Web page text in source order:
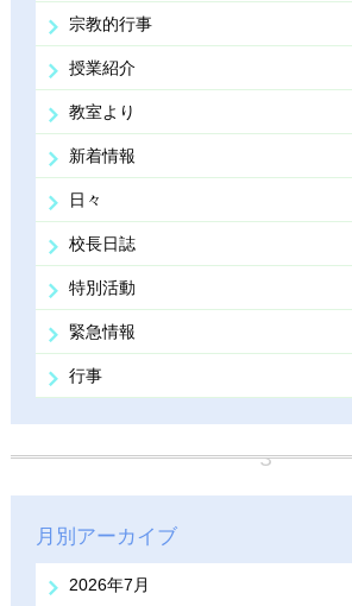
宗教的行事
授業紹介
教室より
新着情報
日々
校長日誌
特別活動
緊急情報
行事
月別アーカイブ
2026年7月